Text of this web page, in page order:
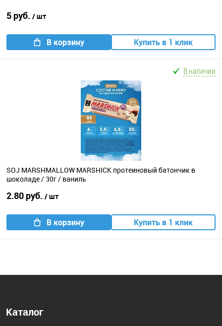
5 руб. / шт
В корзину Купить в 1 клик
В наличии
SOJ MARSHMALLOW MARSHICK протеиновый батончик в
шоколаде / 30г / ваниль
2.80 руб. / шт
В корзину Купить в 1 клик
Каталог